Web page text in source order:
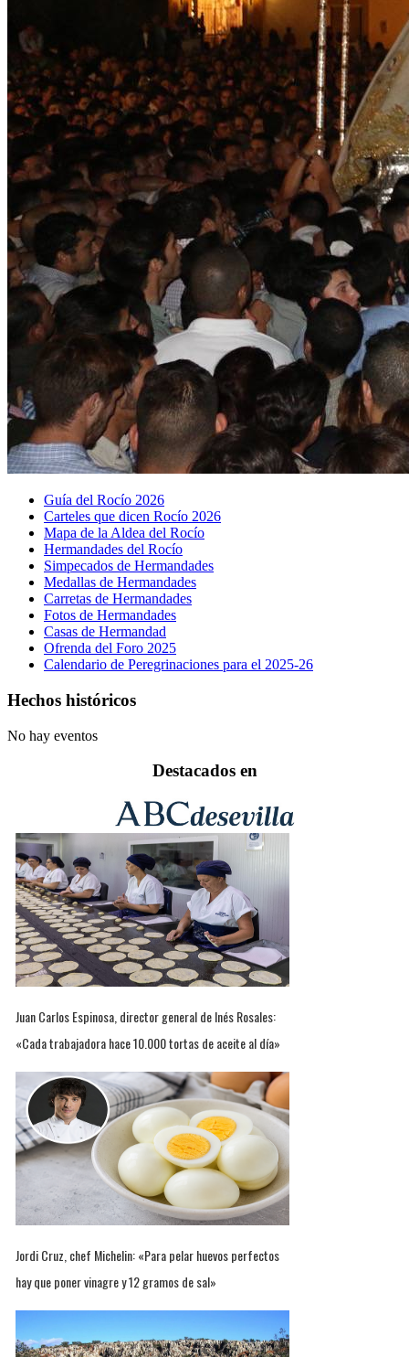
Guía del Rocío 2026
Carteles que dicen Rocío 2026
Mapa de la Aldea del Rocío
Hermandades del Rocío
Simpecados de Hermandades
Medallas de Hermandades
Carretas de Hermandades
Fotos de Hermandades
Casas de Hermandad
Ofrenda del Foro 2025
Calendario de Peregrinaciones para el 2025-26
Hechos históricos
No hay eventos
Destacados en
Juan Carlos Espinosa, director general de Inés Rosales:
«Cada trabajadora hace 10.000 tortas de aceite al día»
Jordi Cruz, chef Michelin: «Para pelar huevos perfectos
hay que poner vinagre y 12 gramos de sal»